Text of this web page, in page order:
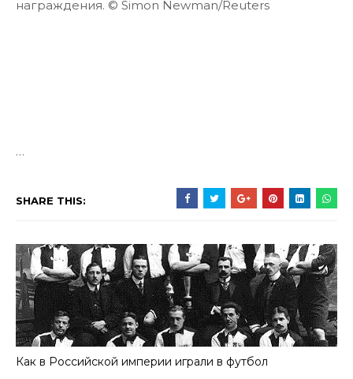
награждения. © Simon Newman/Reuters
…
SHARE THIS:
Как в Российской империи играли в футбол